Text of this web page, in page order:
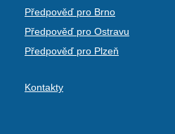
Předpověď pro Brno
Předpověď pro Ostravu
Předpověď pro Plzeň
Kontakty